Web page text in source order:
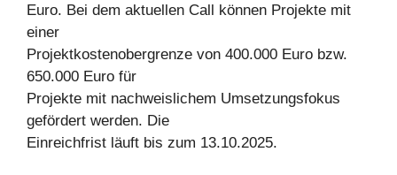
Euro. Bei dem aktuellen Call können Projekte mit
einer
Projektkostenobergrenze von 400.000 Euro bzw.
650.000 Euro für
Projekte mit nachweislichem Umsetzungsfokus
gefördert werden. Die
Einreichfrist läuft bis zum 13.10.2025.